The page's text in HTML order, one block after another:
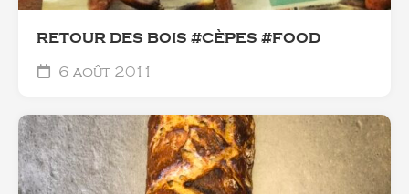
RETOUR DES BOIS #CÈPES #FOOD
6 août 2011